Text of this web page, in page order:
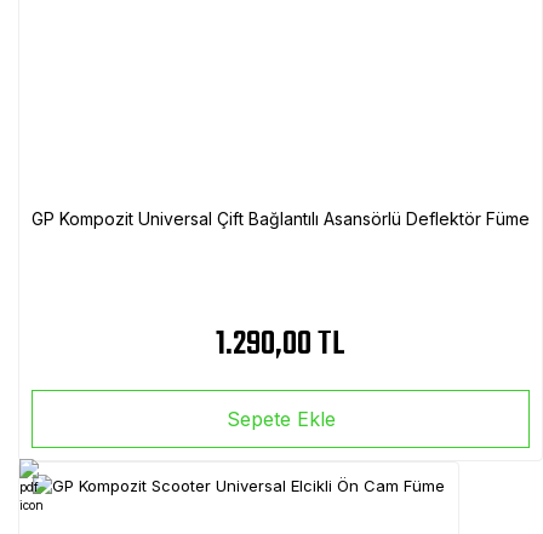
GP Kompozit Universal Çift Bağlantılı Asansörlü Deflektör Füme
1.290,00 TL
Sepete Ekle